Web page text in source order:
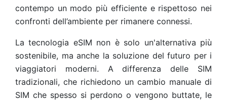
contempo un modo più efficiente e rispettoso nei
confronti dell’ambiente per rimanere connessi.
La tecnologia eSIM non è solo un'alternativa più
sostenibile, ma anche la soluzione del futuro per i
viaggiatori moderni. A differenza delle SIM
tradizionali, che richiedono un cambio manuale di
SIM che spesso si perdono o vengono buttate, le